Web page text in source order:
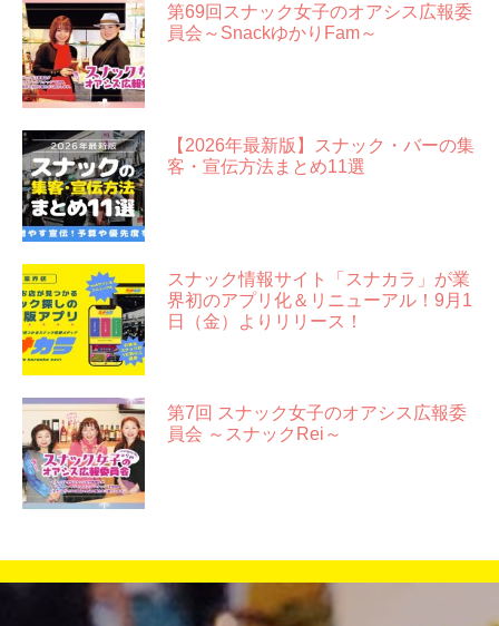
第69回スナック女子のオアシス広報委
員会～SnackゆかりFam～
【2026年最新版】スナック・バーの集
客・宣伝方法まとめ11選
スナック情報サイト「スナカラ」が業
界初のアプリ化＆リニューアル！9月1
日（金）よりリリース！
第7回 スナック女子のオアシス広報委
員会 ～スナックRei～